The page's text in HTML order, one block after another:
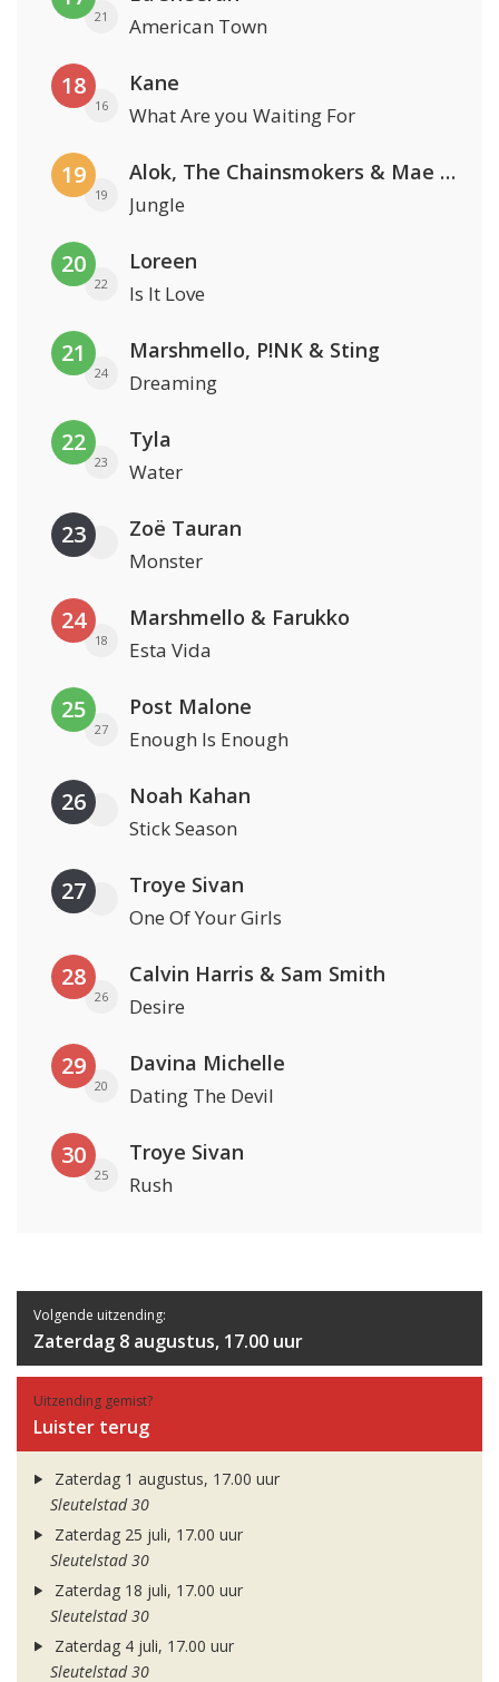
21 American Town
18
16
Kane
What Are you Waiting For
19
19
Alok, The Chainsmokers & Mae Stephens
Jungle
20
22
Loreen
Is It Love
21
24
Marshmello, P!NK & Sting
Dreaming
22
23
Tyla
Water
23 Zoë Tauran
Monster
24
18
Marshmello & Farukko
Esta Vida
25
27
Post Malone
Enough Is Enough
26 Noah Kahan
Stick Season
27 Troye Sivan
One Of Your Girls
28
26
Calvin Harris & Sam Smith
Desire
29
20
Davina Michelle
Dating The Devil
30
25
Troye Sivan
Rush
Volgende uitzending:
Zaterdag 8 augustus, 17.00 uur
Uitzending gemist?
Luister terug
Zaterdag 1 augustus, 17.00 uur
Sleutelstad 30
Zaterdag 25 juli, 17.00 uur
Sleutelstad 30
Zaterdag 18 juli, 17.00 uur
Sleutelstad 30
Zaterdag 4 juli, 17.00 uur
Sleutelstad 30